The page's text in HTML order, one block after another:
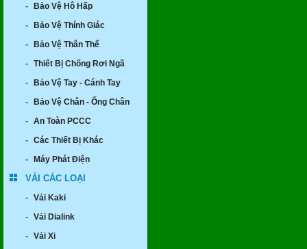
- Bảo Vệ Hô Hấp
- Bảo Vệ Thính Giác
- Bảo Vệ Thân Thể
- Thiết Bị Chống Rơi Ngã
- Bảo Vệ Tay - Cánh Tay
- Bảo Vệ Chân - Ống Chân
- An Toàn PCCC
- Các Thiết Bị Khác
- Máy Phát Điện
VẢI CÁC LOẠI
- Vải Kaki
- Vải Dialink
- Vải Xi